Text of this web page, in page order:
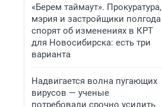
«Берем таймаут». Прокуратура,
мэрия и застройщики полгода
спорят об изменениях в КРТ
для Новосибирска: есть три
варианта
Надвигается волна пугающих
вирусов — ученые
потребовали срочно усилить